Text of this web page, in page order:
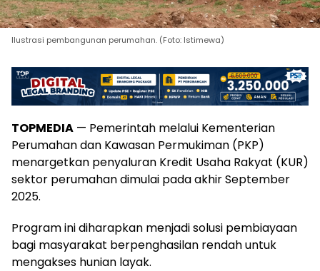
Ilustrasi pembangunan perumahan. (Foto: Istimewa)
TOPMEDIA — Pemerintah melalui Kementerian
Perumahan dan Kawasan Permukiman (PKP)
menargetkan penyaluran Kredit Usaha Rakyat (KUR)
sektor perumahan dimulai pada akhir September
2025.
Program ini diharapkan menjadi solusi pembiayaan
bagi masyarakat berpenghasilan rendah untuk
mengakses hunian layak.